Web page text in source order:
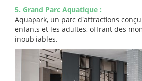
5. Grand Parc Aquatique :
Aquapark, un parc d'attractions
enfants et les adultes, offrant des
inoubliables.